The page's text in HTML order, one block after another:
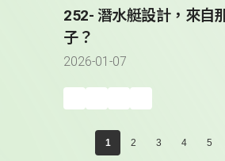
252- 潛水艇設計，來自
子？
2026-01-07
1 2 3 4 5